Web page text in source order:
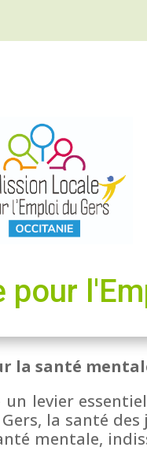
la santé
levier
la santé
mentale,